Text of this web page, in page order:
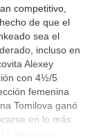
competitivo,
de que el
sea el
incluso en
Alexey
con 4½/5
femenina
Tomilova ganó
en lo más